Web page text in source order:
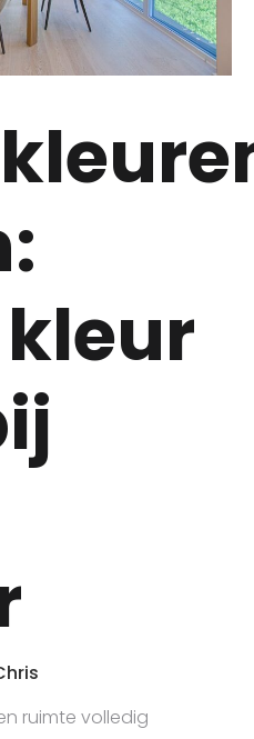
ruimte volledig